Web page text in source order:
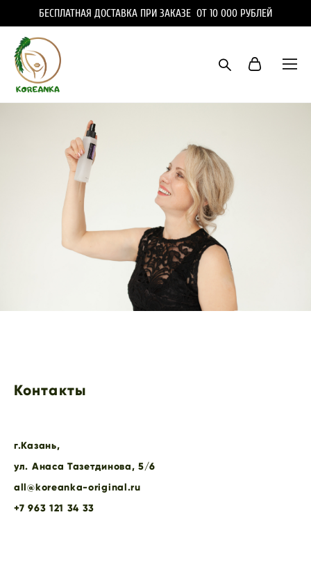
БЕСПЛАТНАЯ ДОСТАВКА ПРИ ЗАКАЗЕ ОТ 10 000 РУБЛЕЙ
Контакты
г.Казань,
ул. Анаса Тазетдинова, 5/6
all@koreanka-original.ru
+7 963 121 34 33